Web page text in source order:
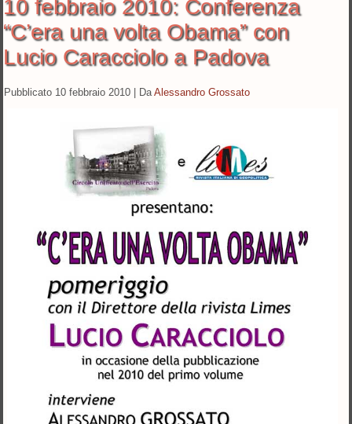
10 febbraio 2010: Conferenza
“C’era una volta Obama” con
Lucio Caracciolo a Padova
Pubblicato 10 febbraio 2010 | Da Alessandro Grossato